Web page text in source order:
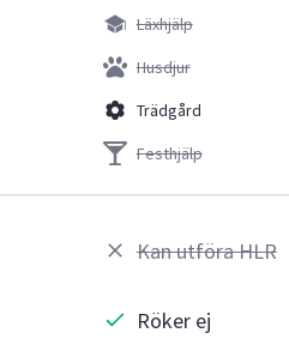
Läxhjälp
Husdjur
Trädgård
Festhjälp
Kan utföra HLR
Röker ej